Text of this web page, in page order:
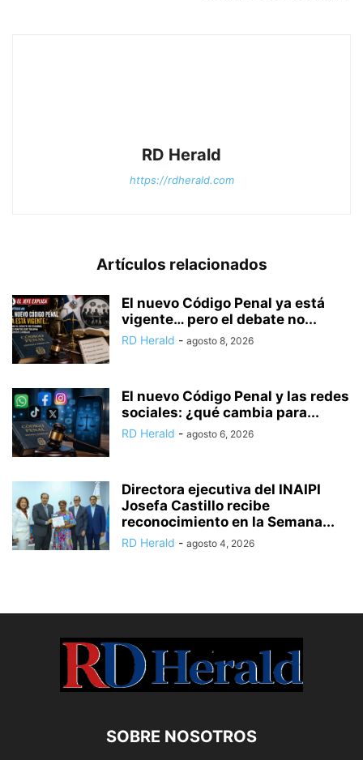
RD Herald
https://rdherald.com
Artículos relacionados
El nuevo Código Penal ya está
vigente… pero el debate no...
RD Herald - agosto 8, 2026
El nuevo Código Penal y las redes
sociales: ¿qué cambia para...
RD Herald - agosto 6, 2026
Directora ejecutiva del INAIPI
Josefa Castillo recibe
reconocimiento en la Semana...
RD Herald - agosto 4, 2026
SOBRE NOSOTROS